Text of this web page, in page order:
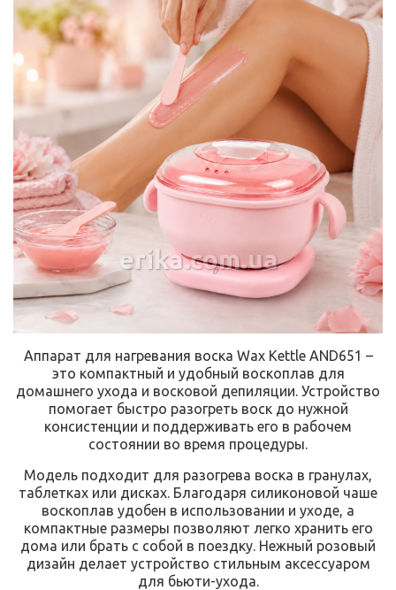
erika.com.ua
Аппарат для нагревания воска Wax Kettle AND651 –
это компактный и удобный воскоплав для
домашнего ухода и восковой депиляции. Устройство
помогает быстро разогреть воск до нужной
консистенции и поддерживать его в рабочем
состоянии во время процедуры.
Модель подходит для разогрева воска в гранулах,
таблетках или дисках. Благодаря силиконовой чаше
воскоплав удобен в использовании и уходе, а
компактные размеры позволяют легко хранить его
дома или брать с собой в поездку. Нежный розовый
дизайн делает устройство стильным аксессуаром
для бьюти-ухода.